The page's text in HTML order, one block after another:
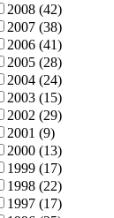
2008 (42)
2007 (38)
2006 (41)
2005 (28)
2004 (24)
2003 (15)
2002 (29)
2001 (9)
2000 (13)
1999 (17)
1998 (22)
1997 (17)